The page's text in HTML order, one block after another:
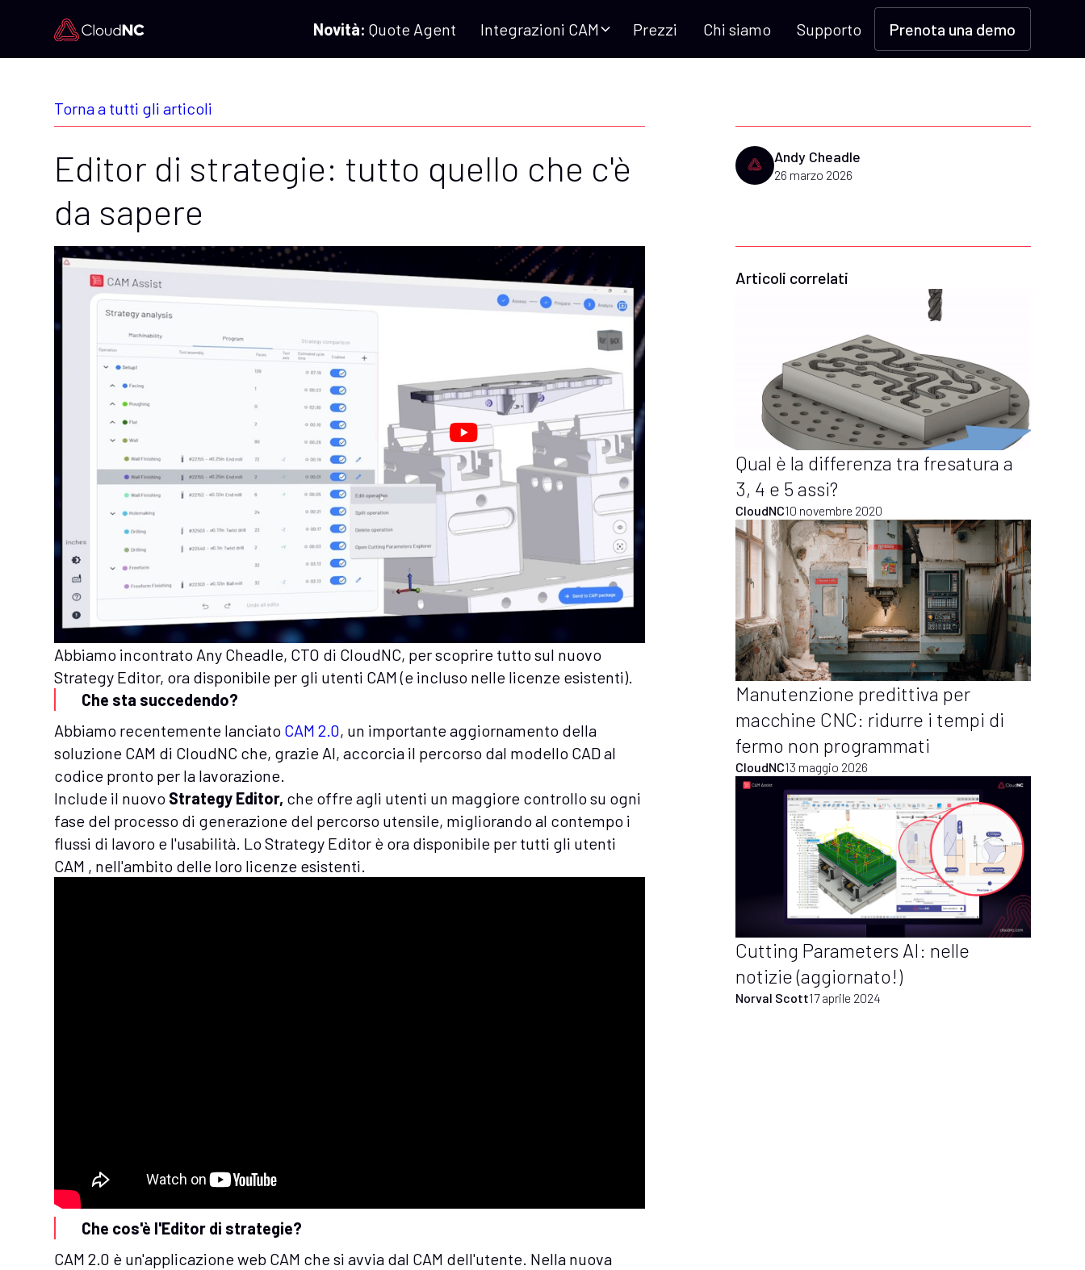
Novità: Quote Agent Integrazioni CAM Prezzi Chi siamo Supporto Prenota una demo
Torna a tutti gli articoli
Editor di strategie: tutto quello che c'è
da sapere
Andy Cheadle
26 marzo 2026
Abbiamo incontrato Any Cheadle, CTO di CloudNC, per scoprire tutto sul nuovo
Strategy Editor, ora disponibile per gli utenti CAM (e incluso nelle licenze esistenti).
Che sta succedendo?
Abbiamo recentemente lanciato CAM 2.0, un importante aggiornamento della
soluzione CAM di CloudNC che, grazie AI, accorcia il percorso dal modello CAD al
codice pronto per la lavorazione.
Include il nuovo Strategy Editor, che offre agli utenti un maggiore controllo su ogni
fase del processo di generazione del percorso utensile, migliorando al contempo i
flussi di lavoro e l'usabilità. Lo Strategy Editor è ora disponibile per tutti gli utenti
CAM , nell'ambito delle loro licenze esistenti.
Che cos'è l'Editor di strategie?
CAM 2.0 è un'applicazione web CAM che si avvia dal CAM dell'utente. Nella nuova
Articoli correlati
Qual è la differenza tra fresatura a
3, 4 e 5 assi?
CloudNC10 novembre 2020
Manutenzione predittiva per
macchine CNC: ridurre i tempi di
fermo non programmati
CloudNC13 maggio 2026
Cutting Parameters AI: nelle
notizie (aggiornato!)
Norval Scott17 aprile 2024